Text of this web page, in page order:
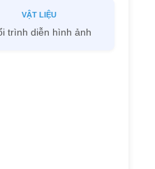
VẬT LIỆU
trình diễn hình ảnh